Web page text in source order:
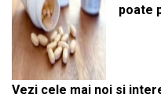
poate
Vezi cele mai noi si